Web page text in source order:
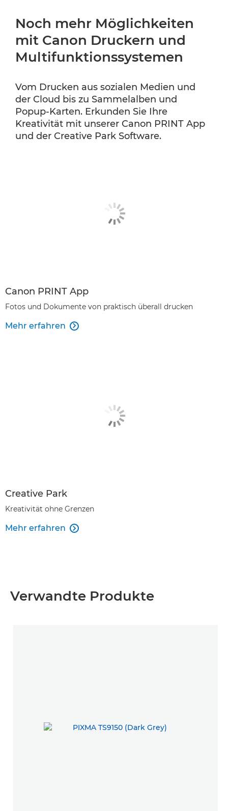
Noch mehr Möglichkeiten
mit Canon Druckern und
Multifunktionssystemen
Vom Drucken aus sozialen Medien und
der Cloud bis zu Sammelalben und
Popup-Karten. Erkunden Sie Ihre
Kreativität mit unserer Canon PRINT App
und der Creative Park Software.
Canon PRINT App
Fotos und Dokumente von praktisch überall drucken
Mehr erfahren 
Creative Park
Kreativität ohne Grenzen
Mehr erfahren 
Verwandte Produkte